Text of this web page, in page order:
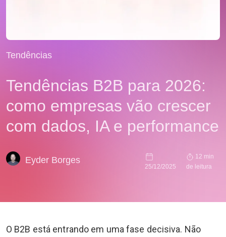
Tendências
Tendências B2B para 2026:
como empresas vão crescer
com dados, IA e performance
Eyder Borges
25/12/2025
12 min
de leitura
O B2B está entrando em uma fase decisiva. Não